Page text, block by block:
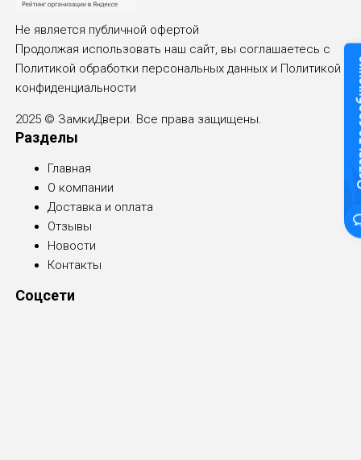
Не является публичной офертой
Продолжая использовать наш сайт, вы соглашаетесь с
Политикой обработки персональных данных и Политикой
конфиденциальности
2025 © ЗамкиДвери. Все права защищены.
Разделы
Главная
О компании
Доставка и оплата
Отзывы
Новости
Контакты
Соцсети